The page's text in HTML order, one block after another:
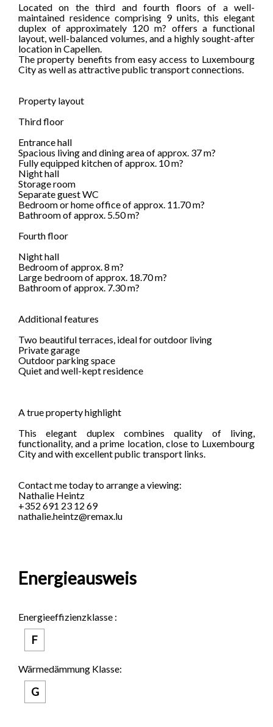
Located on the third and fourth floors of a well-
maintained residence comprising 9 units, this elegant
duplex of approximately 120 m? offers a functional
layout, well-balanced volumes, and a highly sought-after
location in Capellen.
The property benefits from easy access to Luxembourg
City as well as attractive public transport connections.
Property layout
Third floor
Entrance hall
Spacious living and dining area of approx. 37 m?
Fully equipped kitchen of approx. 10 m?
Night hall
Storage room
Separate guest WC
Bedroom or home office of approx. 11.70 m?
Bathroom of approx. 5.50 m?
Fourth floor
Night hall
Bedroom of approx. 8 m?
Large bedroom of approx. 18.70 m?
Bathroom of approx. 7.30 m?
Additional features
Two beautiful terraces, ideal for outdoor living
Private garage
Outdoor parking space
Quiet and well-kept residence
A true property highlight
This elegant duplex combines quality of living,
functionality, and a prime location, close to Luxembourg
City and with excellent public transport links.
Contact me today to arrange a viewing:
Nathalie Heintz
+352 691 23 12 69
nathalie.heintz@remax.lu
Energieausweis
Energieeffizienzklasse :
F
Wärmedämmung Klasse:
G